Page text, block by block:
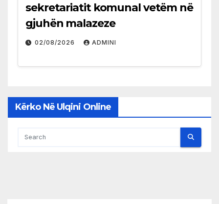
sekretariatit komunal vetëm në
gjuhën malazeze
02/08/2026 ADMINI
Kërko Në Ulqini Online